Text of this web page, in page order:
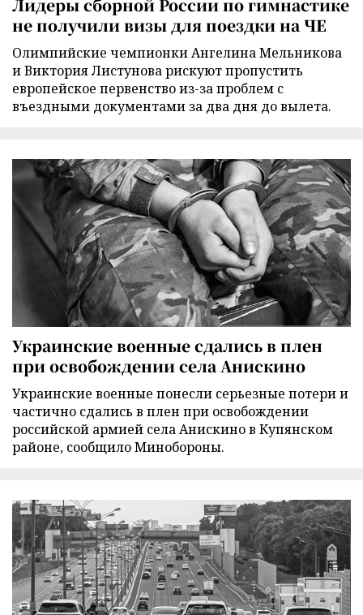
не получили визы для поездки на ЧЕ
Олимпийские чемпионки Ангелина Мельникова
и Виктория Листунова рискуют пропустить
европейское первенство из-за проблем с
въездными документами за два дня до вылета.
Украинские военные сдались в плен
при освобождении села Анискино
Украинские военные понесли серьезные потери и
частично сдались в плен при освобождении
российской армией села Анискино в Купянском
районе, сообщило Минобороны.